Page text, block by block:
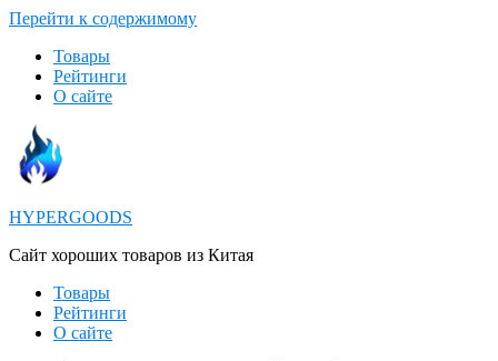
Перейти к содержимому
Товары
Рейтинги
О сайте
HYPERGOODS
Cайт хороших товаров из Китая
Товары
Рейтинги
О сайте